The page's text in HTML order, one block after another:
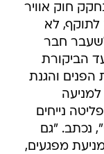
נחקק חוק אוויר
לתוקף, לא
חבר
הביקורת
והגנת
נייחים
נכתב. "גם
מפגעים,